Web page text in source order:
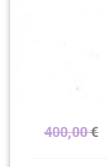
400,00€